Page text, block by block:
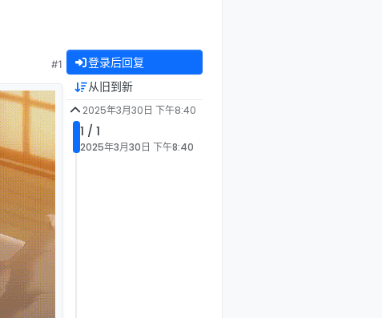
#1 登录后回复
从旧到新
2025年3月30日 下午8:40
1 / 1
2025年3月30日 下午8:40